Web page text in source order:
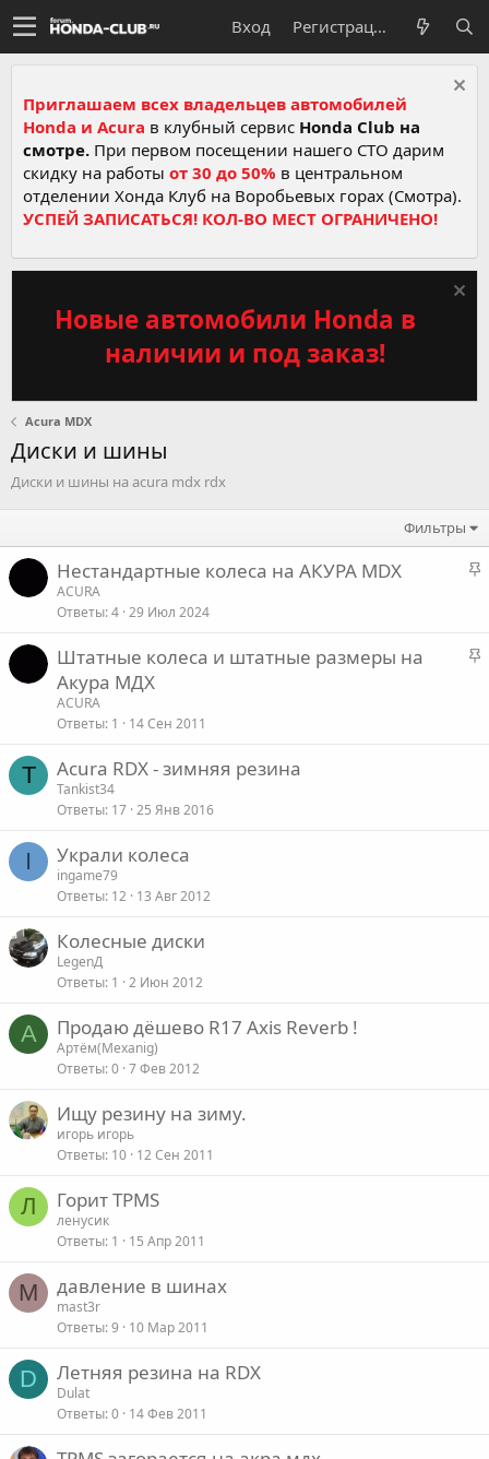
Вход Регистрация
Приглашаем всех владельцев автомобилей
Honda и Acura в клубный сервис Honda Club на
смотре. При первом посещении нашего СТО дарим
скидку на работы от 30 до 50% в центральном
отделении Хонда Клуб на Воробьевых горах (Смотра).
УСПЕЙ ЗАПИСАТЬСЯ! КОЛ-ВО МЕСТ ОГРАНИЧЕНО!
Новые автомобили Honda в
наличии и под заказ!
Acura MDX
Диски и шины
Диски и шины на acura mdx rdx
Фильтры
З
е
Нестандартные колеса на АКУРА MDX
ACURA
Ответы 4 29 Июл 2024
З
Штатные колеса и штатные размеры на
Акура МДХ
ACURA
Ответы 1 14 Сен 2011
T Acura RDX - зимняя резина
Tankist34
Ответы 17 25 Янв 2016
I Украли колеса
ingame79
Ответы 12 13 Авг 2012
Колесные диски
LegenД
Ответы 1 2 Июн 2012
А Продаю дёшево R17 Axis Reverb !
Артём(Mexanig)
Ответы 0 7 Фев 2012
Ищу резину на зиму.
игорь игорь
Ответы 10 12 Сен 2011
Л Горит TPMS
ленусик
Ответы 1 15 Апр 2011
M давление в шинах
mast3r
Ответы 9 10 Мар 2011
D Летняя резина на RDX
Dulat
Ответы 0 14 Фев 2011